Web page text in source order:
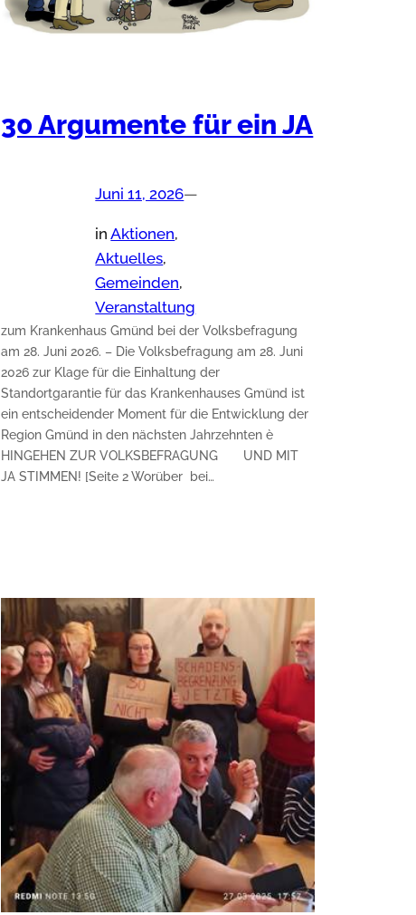
30 Argumente für ein JA
Juni 11, 2026—
inAktionen
Aktuelles
Gemeinden
Veranstaltung
zum Krankenhaus Gmünd bei der Volksbefragung
am 28. Juni 2026. – Die Volksbefragung am 28. Juni
2026 zur Klage für die Einhaltung der
Standortgarantie für das Krankenhauses Gmünd ist
ein entscheidender Moment für die Entwicklung der
Region Gmünd in den nächsten Jahrzehnten è
HINGEHEN ZUR VOLKSBEFRAGUNG UND MIT
JA STIMMEN! [Seite 2 Worüber bei…